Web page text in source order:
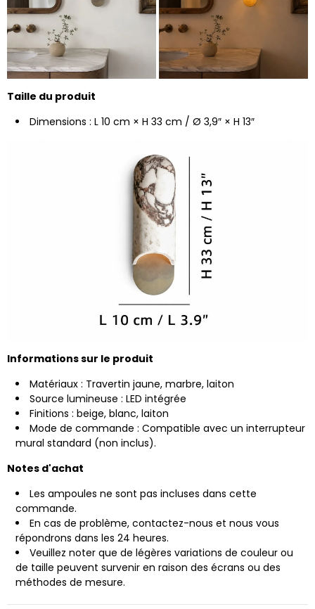
Taille du produit
Dimensions : L 10 cm × H 33 cm / Ø 3,9″ × H 13″
Informations sur le produit
Matériaux : Travertin jaune, marbre, laiton
Source lumineuse : LED intégrée
Finitions : beige, blanc, laiton
Mode de commande : Compatible avec un interrupteur
mural standard (non inclus).
Notes d'achat
Les ampoules ne sont pas incluses dans cette
commande.
En cas de problème, contactez-nous et nous vous
répondrons dans les 24 heures.
Veuillez noter que de légères variations de couleur ou
de taille peuvent survenir en raison des écrans ou des
méthodes de mesure.